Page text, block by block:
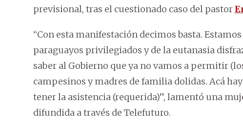
previsional, tras el cuestionado caso del pastor
“Con esta manifestación decimos basta.
paraguayos privilegiados y de la eutanasia
saber al Gobierno que ya no vamos a permitir
campesinos y madres de familia dolidas. Acá
tener la asistencia (requerida)”, lamentó una
difundida a través de Telefuturo.